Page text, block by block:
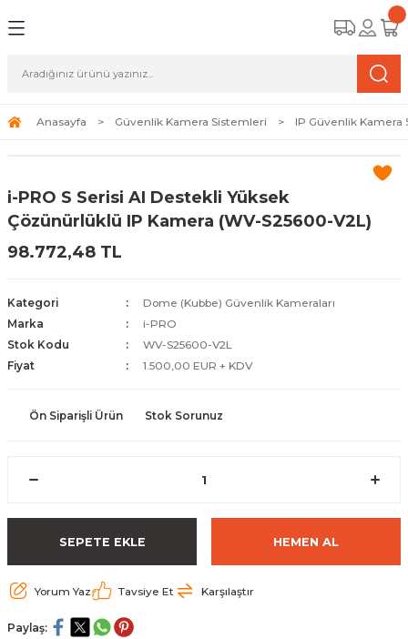
Sistemleri
Sistemleri (Network Kameraları)
ve Depolama Çözümleri
ve Bağlantı Kabloları
Kamera Lisansları
Güvenlik
Duvarı) Cihazları
Ağ Yönlendiricileri
Fi) ve Access Point Ürünleri
Antivirüs Yazılımları
ve Depolama Ürünleri
SSD
Kurtarma
Merkezi Altyapısı
Anasayfa Güvenlik Kamera Sistemleri IP Güvenlik Kamera
i-PRO S Serisi AI Destekli Yüksek
Çözünürlüklü IP Kamera (WV-S25600-V2L)
98.772,48 TL
Kategori
Dome (Kubbe) Güvenlik Kameraları
Marka
i-PRO
Stok Kodu
WV-S25600-V2L
Fiyat
1.500,00 EUR + KDV
Ön Siparişli Ürün Stok Sorunuz
SEPETE EKLE HEMEN AL
Yorum Yaz Tavsiye Et Karşılaştır
Paylaş: